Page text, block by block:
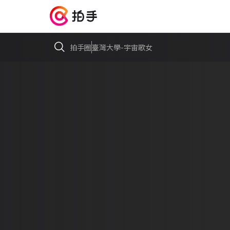
拍手圈臺灣大學-宇宙歌女